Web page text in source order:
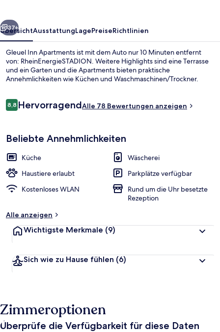
Junior-Suite, 2 Schlafzimmer |
Weiter
37+
ÜbersichtAusstattungLagePreiseRichtlinien
Gleuel Inn Apartments ist mit dem Auto nur 10 Minuten entfernt
von: RheinEnergieSTADION. Weitere Highlights sind eine Terrasse
und ein Garten und die Apartments bieten praktische
Annehmlichkeiten wie Küchen und Waschmaschinen/Trockner.
Bewertungen
8,88,8 von 10.
HervorragendAlle 78 Bewertungen anzeigen
Beliebte Annehmlichkeiten
Küche
Wäscherei
Haustiere erlaubt
Parkplätze verfügbar
Kostenloses WLAN
Rund um die Uhr besetzte
Rezeption
Alle anzeigen
Wichtigste Merkmale (9)
Sich wie zu Hause fühlen (6)
Zimmeroptionen
Überprüfe die Verfügbarkeit für diese Daten